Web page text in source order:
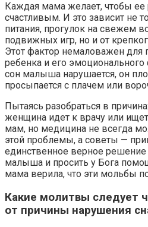
Каждая мама желает, чтобы
счастливым. И это зависит не
питания, прогулок на свежем
подвижных игр, но и от
Этот фактор немаловажен для
ребенка и его
сон малыша нарушается, он
просыпается с плачем или
Пытаясь разобраться в
женщина идет к врачу или
мам, но медицина не всегда
этой проблемы, а советы —
единственное верное решение
малыша и просить у Бога
мама верила, что эти мольбы
Какие молитвы следует
от причины нарушения